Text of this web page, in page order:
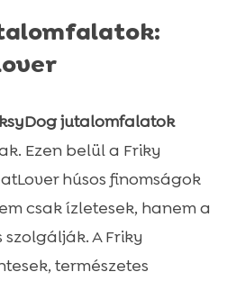
jutalomfalatok
Ezen belül a Friky
húsos finomságok
csak ízletesek, hanem a
A Friky
természetes